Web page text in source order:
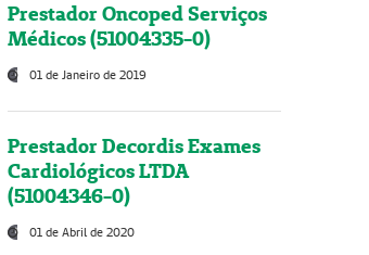
Prestador Oncoped Serviços
Médicos (51004335-0)
01 de Janeiro de 2019
Prestador Decordis Exames
Cardiológicos LTDA
(51004346-0)
01 de Abril de 2020